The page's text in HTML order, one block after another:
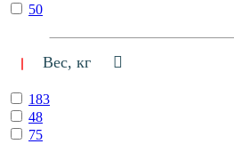
50
Вес, кг
183
48
75